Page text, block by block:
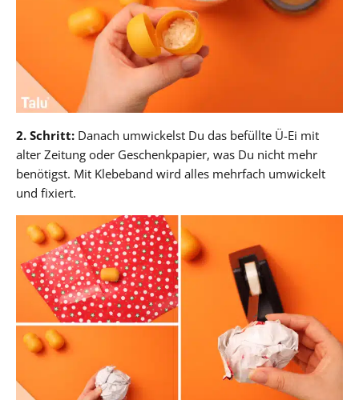
2. Schritt: Danach umwickelst Du das befüllte Ü-Ei mit
alter Zeitung oder Geschenkpapier, was Du nicht mehr
benötigst. Mit Klebeband wird alles mehrfach umwickelt
und fixiert.